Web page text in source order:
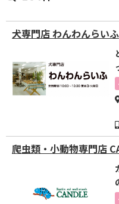
犬専門店 わんわんらいふ
爬虫類・小動物専門店